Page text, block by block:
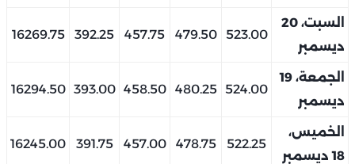
السبت، 20
ديسمبر
523.00
479.50
457.75
392.25
16269.75
الجمعة، 19
ديسمبر
524.00
480.25
458.50
393.00
16294.50
الخميس،
18 ديسمبر
522.25
478.75
457.00
391.75
16245.00